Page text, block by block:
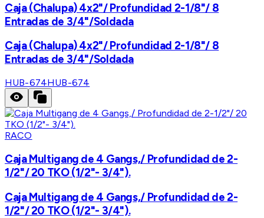
Caja (Chalupa) 4x2"/ Profundidad 2-1/8"/ 8
Entradas de 3/4"/Soldada
Caja (Chalupa) 4x2"/ Profundidad 2-1/8"/ 8
Entradas de 3/4"/Soldada
HUB-674HUB-674
RACO
Caja Multigang de 4 Gangs,/ Profundidad de 2-
1/2"/ 20 TKO (1/2"- 3/4").
Caja Multigang de 4 Gangs,/ Profundidad de 2-
1/2"/ 20 TKO (1/2"- 3/4").